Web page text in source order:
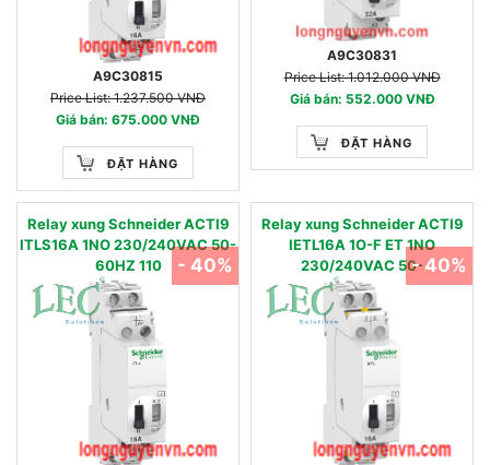
A9C30815
Price List: 1.237.500 VNĐ
Giá bán: 675.000 VNĐ
ĐẶT HÀNG
A9C30831
Price List: 1.012.000 VNĐ
Giá bán: 552.000 VNĐ
ĐẶT HÀNG
Relay xung Schneider ACTI9
ITLS16A 1NO 230/240VAC 50-
60HZ 110
- 40%
Relay xung Schneider ACTI9
IETL16A 1O-F ET 1NO
230/240VAC 50-- 40%